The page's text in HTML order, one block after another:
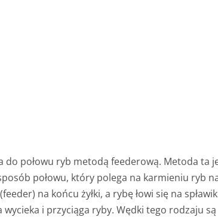
do połowu ryb metodą feederową. Metoda ta
połowu, który polega na karmieniu ryb
na końcu żyłki, a rybę łowi się na
i przyciąga ryby. Wędki tego rodzaju są